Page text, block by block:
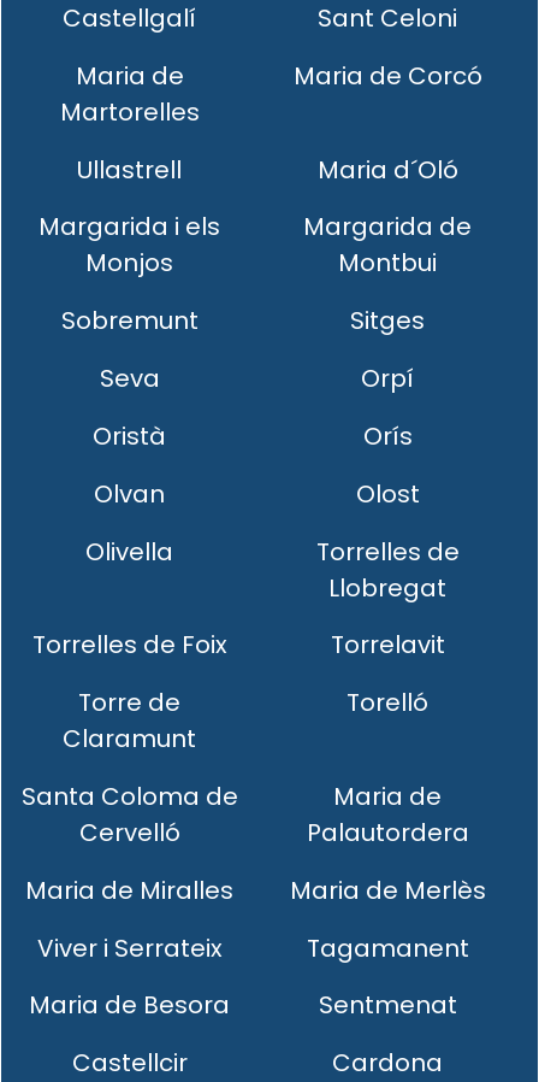
Castellgalí
Sant Celoni
Maria de
Martorelles
Maria de Corcó
Ullastrell
Maria d´Oló
Margarida i els
Monjos
Margarida de
Montbui
Sobremunt
Sitges
Seva
Orpí
Oristà
Orís
Olvan
Olost
Olivella
Torrelles de
Llobregat
Torrelles de Foix
Torrelavit
Torre de
Claramunt
Torelló
Santa Coloma de
Cervelló
Maria de
Palautordera
Maria de Miralles
Maria de Merlès
Viver i Serrateix
Tagamanent
Maria de Besora
Sentmenat
Castellcir
Cardona